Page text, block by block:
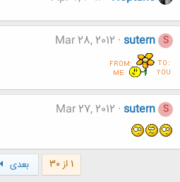
S
sutern
Mar 28, 2012
S
sutern
Mar 27, 2012
1 از 30 بعدی